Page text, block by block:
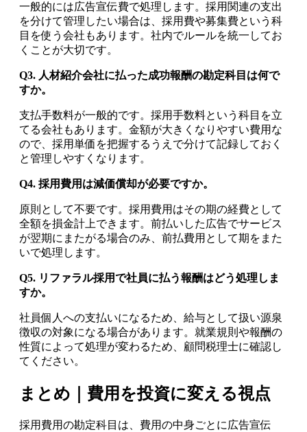
一般的には広告宣伝費で処理します。採用関連の支出
を分けて管理したい場合は、採用費や募集費という科
目を使う会社もあります。社内でルールを統一してお
くことが大切です。
Q3. 人材紹介会社に払った成功報酬の勘定科目は何で
すか。
支払手数料が一般的です。採用手数料という科目を立
てる会社もあります。金額が大きくなりやすい費用な
ので、採用単価を把握するうえで分けて記録しておく
と管理しやすくなります。
Q4. 採用費用は減価償却が必要ですか。
原則として不要です。採用費用はその期の経費として
全額を損金計上できます。前払いした広告でサービス
が翌期にまたがる場合のみ、前払費用として期をまた
いで処理します。
Q5. リファラル採用で社員に払う報酬はどう処理しま
すか。
社員個人への支払いになるため、給与として扱い源泉
徴収の対象になる場合があります。就業規則や報酬の
性質によって処理が変わるため、顧問税理士に確認し
てください。
まとめ｜費用を投資に変える視点
採用費用の勘定科目は、費用の中身ごとに広告宣伝